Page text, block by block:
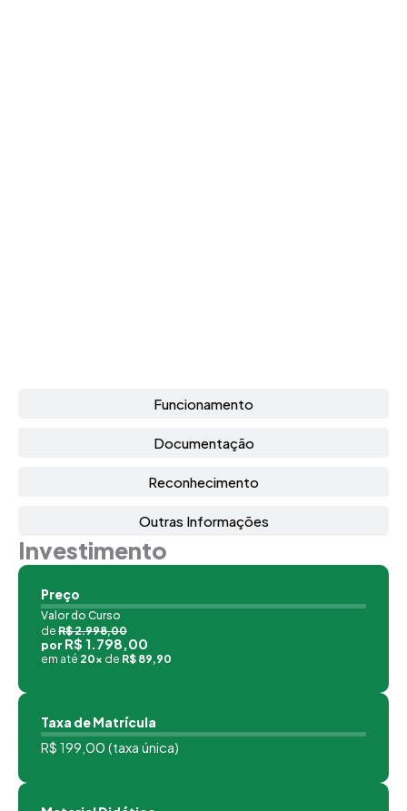
Funcionamento
Documentação
Reconhecimento
Outras Informações
Investimento
Preço
Valor do Curso
de R$ 2.998,00
por R$ 1.798,00
em até 20x de R$ 89,90
Taxa de Matrícula
R$ 199,00 (taxa única)